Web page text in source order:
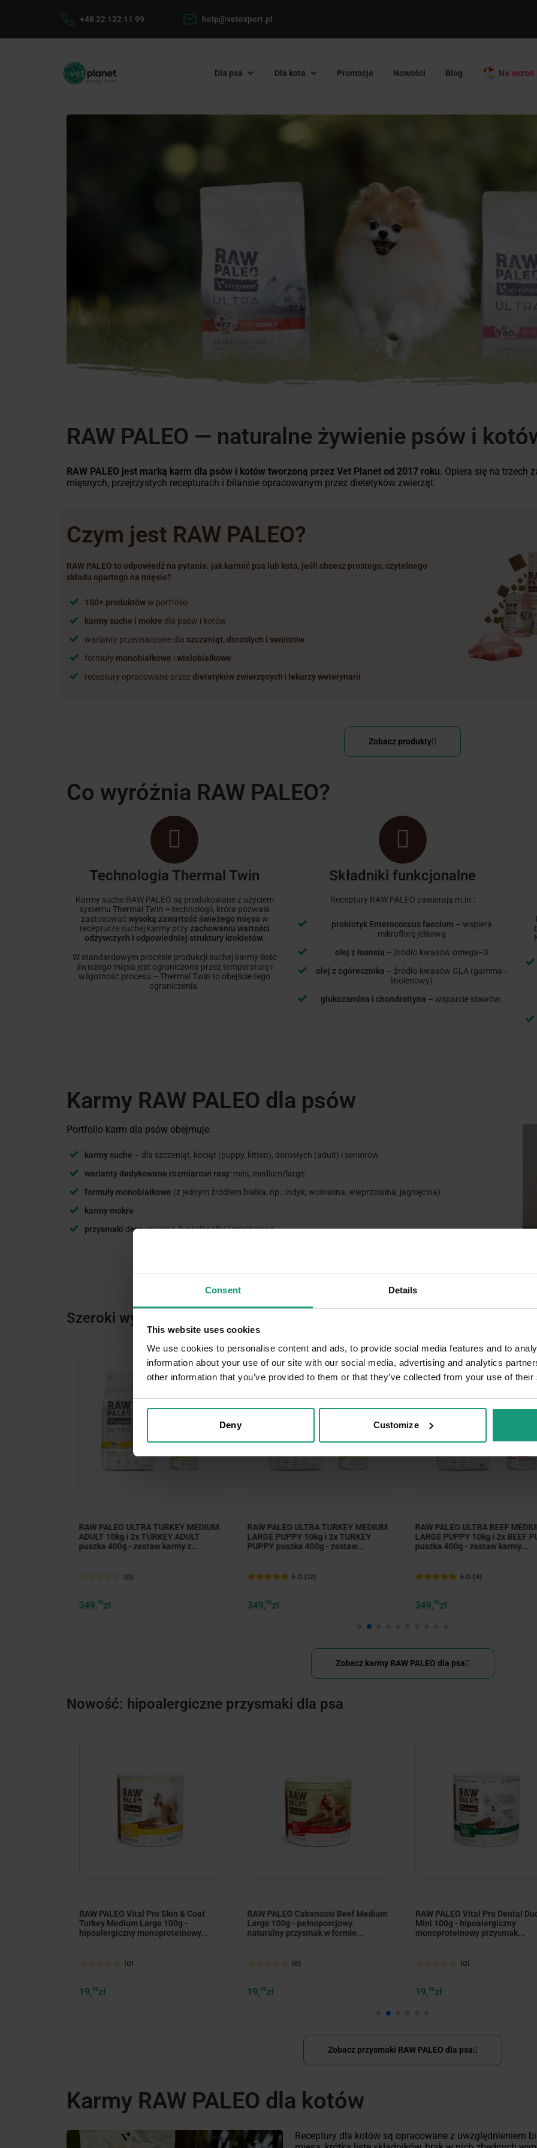
Consent Details
This website uses cookies
We use cookies to personalise content and ads, to provide social media features and to
information about your use of our site with our social media, advertising and analytics
other information that you’ve provided to them or that they’ve collected from your use of
Deny Customize
+48 22 122 11 99 help@vetexpert.pl
Dla psa Dla kota Promocje Nowości Blog Na sezon
RAW PALEO — naturalne żywienie psów i
RAW PALEO jest marką karm dla psów i kotów tworzoną przez Vet Planet od 2017 roku. Opiera się na trzech
mięsnych, przejrzystych recepturach i bilansie opracowanym przez dietetyków zwierząt.
Czym jest RAW PALEO?
RAW PALEO to odpowiedź na pytanie: jak karmić psa lub kota, jeśli chcesz prostego, czytelnego
składu opartego na mięsie?
100+ produktóww portfolio
karmy suche i mokre dla psów i kotów
warianty przeznaczone dla szczeniąt, dorosłych i seniorów
formuły monobiałkowe i wielobiałkowe
receptury opracowane przez dietetyków zwierzęcych i lekarzy weterynarii
Zobacz produkty
Co wyróżnia RAW PALEO?
Technologia Thermal Twin
Karmy suche RAW PALEO są produkowane z użyciem
systemu Thermal Twin – technologii, która pozwala
zastosowaćwysoką zawartość świeżego mięsa w
recepturze suchej karmy przy zachowaniu wartości
odżywczych i odpowiedniej struktury krokietów.
W standardowym procesie produkcji suchej karmy ilość
świeżego mięsa jest ograniczona przez temperaturę i
wilgotność procesu – Thermal Twin to obejście tego
ograniczenia.
Składniki funkcjonalne
Receptury RAW PALEO zawierają m.in.:
probiotyk Enterococcus faecium – wspiera
mikroflorę jelitową
olej z łososia – źródło kwasów omega–3
olej z ogórecznika – źródło kwasów GLA (gamma–
linolenowy)
glukozamina i chondroityna – wsparcie stawów.
Karmy RAW PALEO dla psów
Portfolio karm dla psów obejmuje:
karmy suche – dla szczeniąt, kociąt (puppy, kitten), dorosłych (adult) i seniorów
warianty dedykowane rozmiarowi rasy: mini, medium/large
formuły monobiałkowe (z jednym źródłem białka, np.: indyk, wołowina, wieprzowina, jagnięcina)
karmy mokre
przysmaki dentystyczne, funkcjonalne i treningowe
Szeroki wybór karm suchych i mokrych dla psa
RAW PALEO ULTRA TURKEY MEDIUM
ADULT 10kg i 2x TURKEY ADULT
puszka 400g - zestaw karmy z...
(0)
349,90 zł
RAW PALEO ULTRA TURKEY MEDIUM
LARGE PUPPY 10kg i 2x TURKEY
PUPPY puszka 400g - zestaw...
5.0 (12)
349,90 zł
RAW PALEO ULTRA BEEF
LARGE PUPPY 10kg i 2x BEEF
puszka 400g - zestaw karmy...
5.0 (4)
349,90 zł
BRAK NA STANIE
Zobacz karmy RAW PALEO dla psa
Nowość: hipoalergiczne przysmaki dla psa
RAW PALEO Vital Pro Skin & Coat
Turkey Medium Large 100g -
hipoalergiczny monoproteinowy...
(0)
19,99zł
RAW PALEO Cabanossi Beef Medium
Large 100g - pełnoporcjowy
naturalny przysmak w formie...
(0)
19,99zł
RAW PALEO Vital Pro Dental
Mini 100g - hipoalergiczny
monoproteinowy przysmak...
(0)
19,99zł
Zobacz przysmaki RAW PALEO dla psa
Karmy RAW PALEO dla kotów
Receptury dla kotów są opracowane z uwzględnieniem